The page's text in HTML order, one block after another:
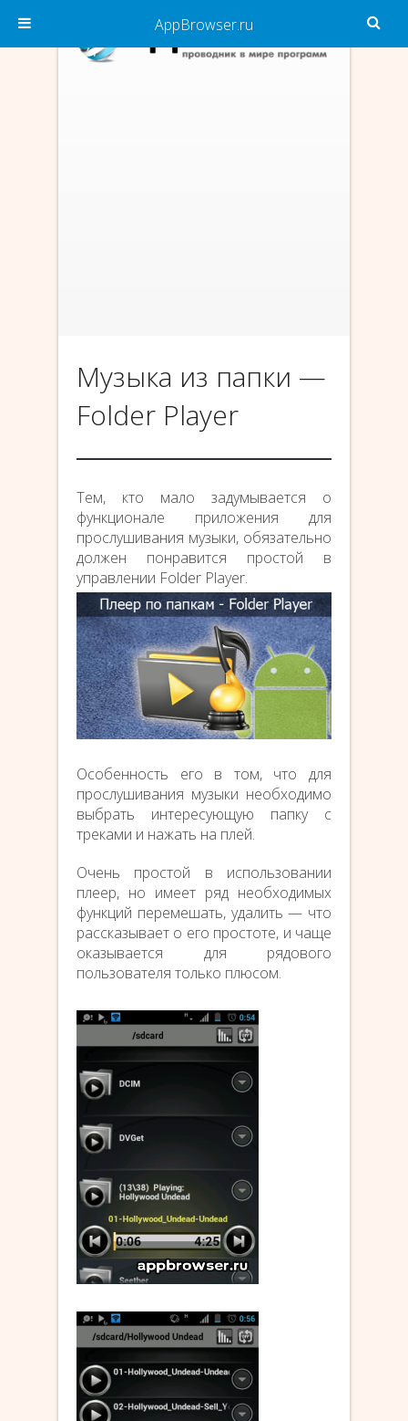
Музыка из папки —
Folder Player
Тем, кто мало задумывается о
функционале приложения для
прослушивания музыки, обязательно
должен понравится простой в
управлении Folder Player.
Особенность его в том, что для
прослушивания музыки необходимо
выбрать интересующую папку с
треками и нажать на плей.
Очень простой в использовании
плеер, но имеет ряд необходимых
функций перемешать, удалить — что
рассказывает о его простоте, и чаще
оказывается для рядового
пользователя только плюсом.
AppBrowser.ru